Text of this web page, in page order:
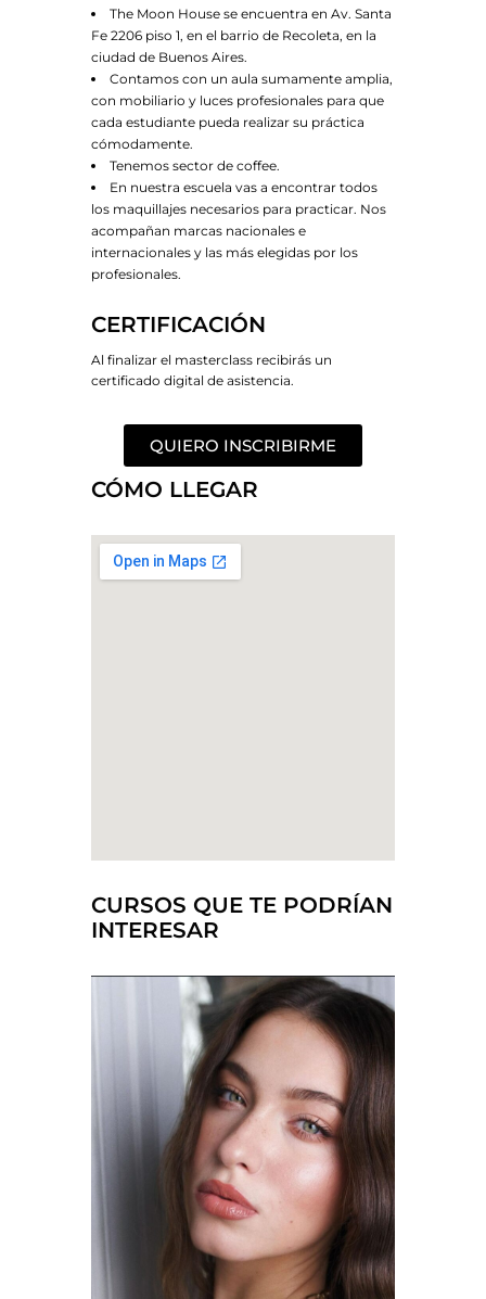
The Moon House se encuentra en Av. Santa
Fe 2206 piso 1, en el barrio de Recoleta, en la
ciudad de Buenos Aires.
Contamos con un aula sumamente amplia,
con mobiliario y luces profesionales para que
cada estudiante pueda realizar su práctica
cómodamente.
Tenemos sector de coffee.
En nuestra escuela vas a encontrar todos
los maquillajes necesarios para practicar. Nos
acompañan marcas nacionales e
internacionales y las más elegidas por los
profesionales.
CERTIFICACIÓN
Al finalizar el masterclass recibirás un
certificado digital de asistencia.
QUIERO INSCRIBIRME
CÓMO LLEGAR
CURSOS QUE TE PODRÍAN
INTERESAR